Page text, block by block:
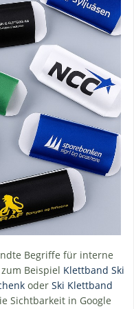
Begriffe für interne
Beispiel Klettband Ski
oder Ski Klettband
Sichtbarkeit in Google